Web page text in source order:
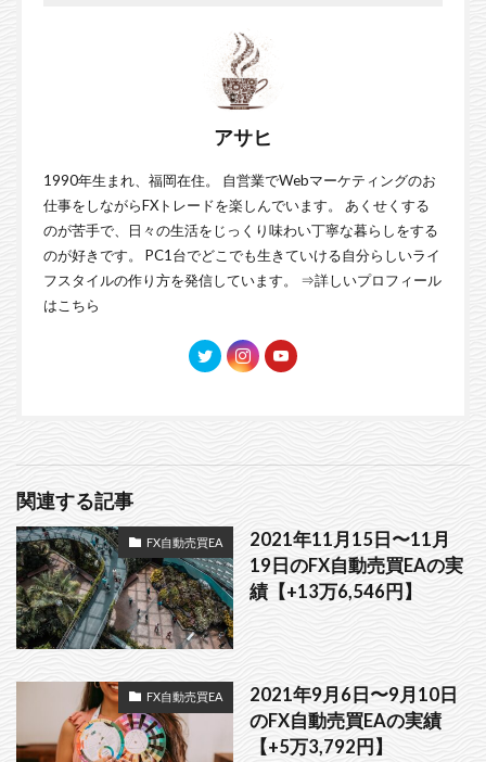
アサヒ
1990年生まれ、福岡在住。 自営業でWebマーケティングのお
仕事をしながらFXトレードを楽しんでいます。 あくせくする
のが苦手で、日々の生活をじっくり味わい丁寧な暮らしをする
のが好きです。 PC1台でどこでも生きていける自分らしいライ
フスタイルの作り方を発信しています。 ⇒詳しいプロフィール
はこちら
関連する記事
FX自動売買EA
2021年11月15日〜11月
19日のFX自動売買EAの実
績【+13万6,546円】
FX自動売買EA
2021年9月6日〜9月10日
のFX自動売買EAの実績
【+5万3,792円】